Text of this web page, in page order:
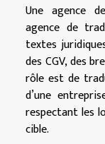
Une agence de
agence de
textes
des CGV, des
rôle est de
d’une
respectant les
cible.